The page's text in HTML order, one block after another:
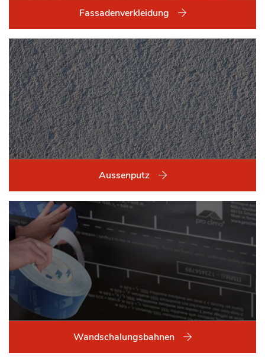
Fassadenverkleidung
Aussenputz
Wandschalungsbahnen